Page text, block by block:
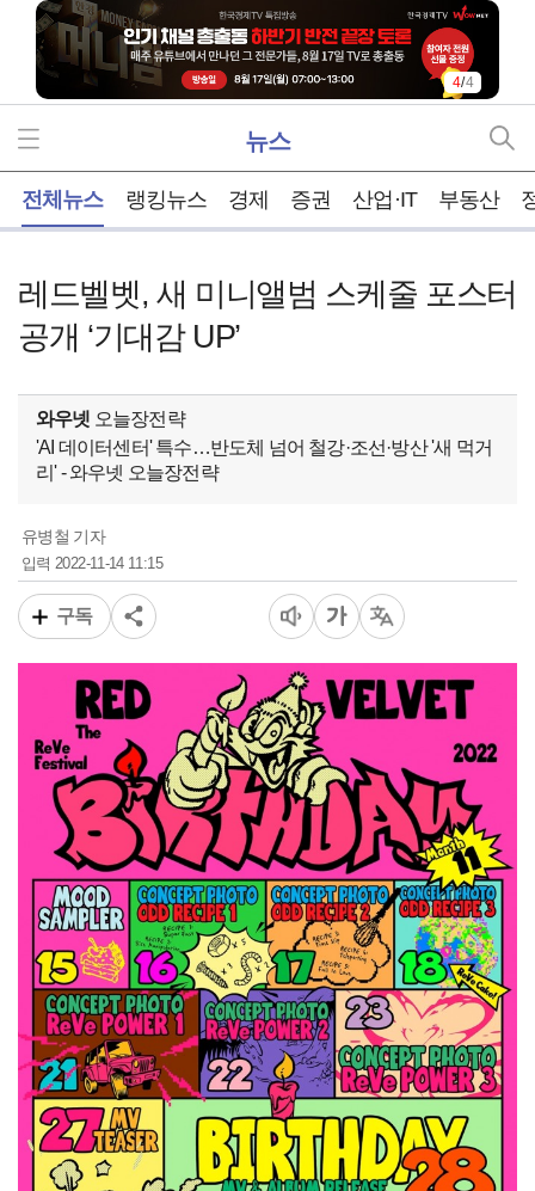
4/4
뉴스
전체뉴스 랭킹뉴스 경제 증권 산업·IT 부동산
레드벨벳, 새 미니앨범 스케줄 포스터
공개 ‘기대감 UP’
와우넷 오늘장전략
'AI 데이터센터' 특수…반도체 넘어 철강·조선·방산 '새 먹거
리' - 와우넷 오늘장전략
유병철 기자
입력2022-11-14 11:15
구독